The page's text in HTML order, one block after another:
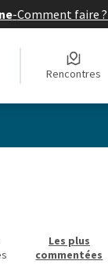
-Comment faire
Rencontres
Les plus
commentées